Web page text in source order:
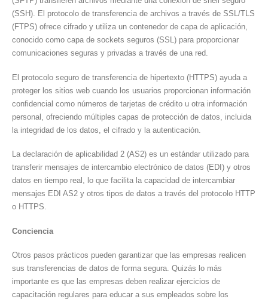
(SSH). El protocolo de transferencia de archivos a través de SSL/TLS
(FTPS) ofrece cifrado y utiliza un contenedor de capa de aplicación,
conocido como capa de sockets seguros (SSL) para proporcionar
comunicaciones seguras y privadas a través de una red.
El protocolo seguro de transferencia de hipertexto (HTTPS) ayuda a
proteger los sitios web cuando los usuarios proporcionan información
confidencial como números de tarjetas de crédito u otra información
personal, ofreciendo múltiples capas de protección de datos, incluida
la integridad de los datos, el cifrado y la autenticación.
La declaración de aplicabilidad 2 (AS2) es un estándar utilizado para
transferir mensajes de intercambio electrónico de datos (EDI) y otros
datos en tiempo real, lo que facilita la capacidad de intercambiar
mensajes EDI AS2 y otros tipos de datos a través del protocolo HTTP
o HTTPS.
Conciencia
Otros pasos prácticos pueden garantizar que las empresas realicen
sus transferencias de datos de forma segura. Quizás lo más
importante es que las empresas deben realizar ejercicios de
capacitación regulares para educar a sus empleados sobre los